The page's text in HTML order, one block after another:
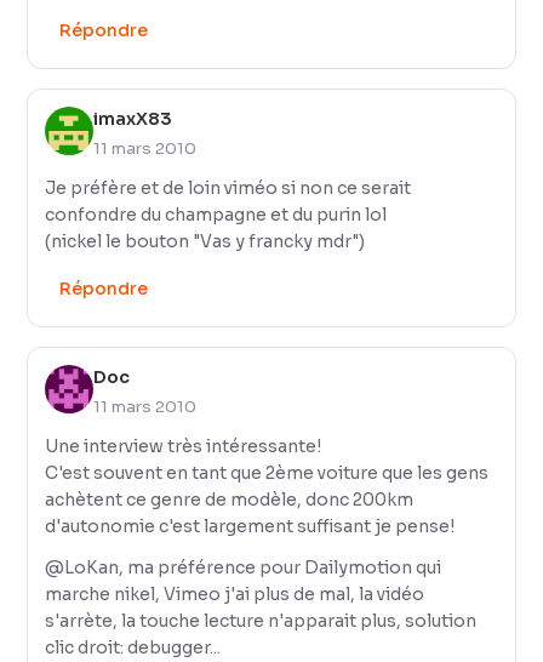
Répondre
imaxX83
11 mars 2010
Je préfère et de loin viméo si non ce serait
confondre du champagne et du purin lol
(nickel le bouton "Vas y francky mdr")
Répondre
Doc
11 mars 2010
Une interview très intéressante!
C'est souvent en tant que 2ème voiture que les gens
achètent ce genre de modèle, donc 200km
d'autonomie c'est largement suffisant je pense!
@LoKan, ma préférence pour Dailymotion qui
marche nikel, Vimeo j'ai plus de mal, la vidéo
s'arrète, la touche lecture n'apparait plus, solution
clic droit: debugger...